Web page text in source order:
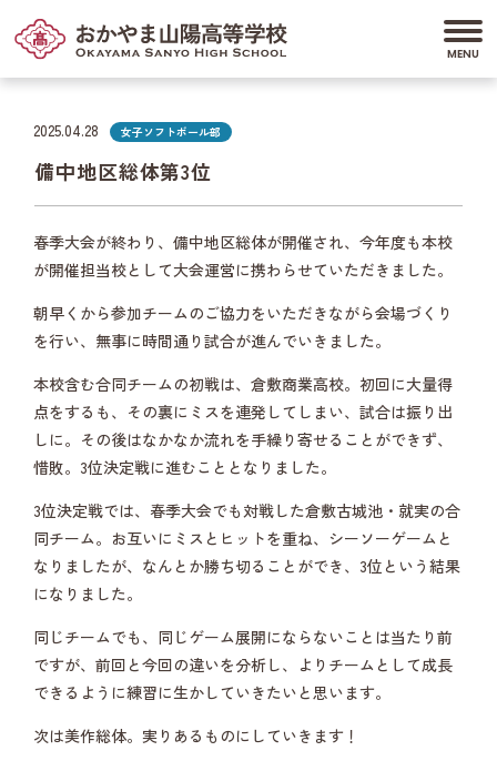
2025.04.28 女子ソフトボール部
備中地区総体第3位
春季大会が終わり、備中地区総体が開催され、今年度も本校
が開催担当校として大会運営に携わらせていただきました。
朝早くから参加チームのご協力をいただきながら会場づくり
を行い、無事に時間通り試合が進んでいきました。
本校含む合同チームの初戦は、倉敷商業高校。初回に大量得
点をするも、その裏にミスを連発してしまい、試合は振り出
しに。その後はなかなか流れを手繰り寄せることができず、
惜敗。3位決定戦に進むこととなりました。
3位決定戦では、春季大会でも対戦した倉敷古城池・就実の合
同チーム。お互いにミスとヒットを重ね、シーソーゲームと
なりましたが、なんとか勝ち切ることができ、3位という結果
になりました。
同じチームでも、同じゲーム展開にならないことは当たり前
ですが、前回と今回の違いを分析し、よりチームとして成長
できるように練習に生かしていきたいと思います。
次は美作総体。実りあるものにしていきます！